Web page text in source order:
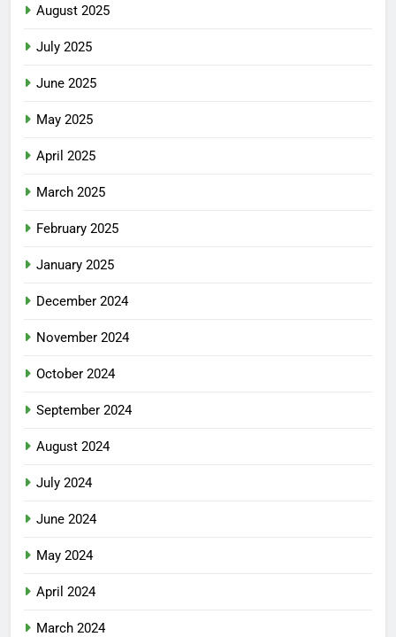
August 2025
July 2025
June 2025
May 2025
April 2025
March 2025
February 2025
January 2025
December 2024
November 2024
October 2024
September 2024
August 2024
July 2024
June 2024
May 2024
April 2024
March 2024